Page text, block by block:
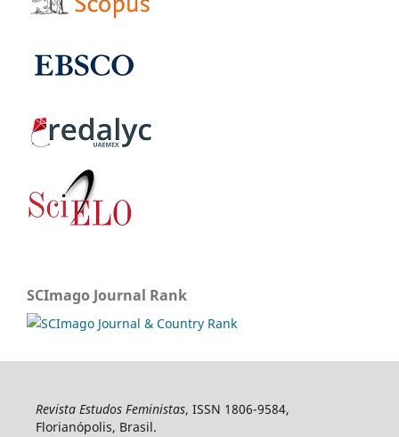
SCImago Journal Rank
Revista Estudos Feministas, ISSN 1806-9584,
Florianópolis, Brasil.